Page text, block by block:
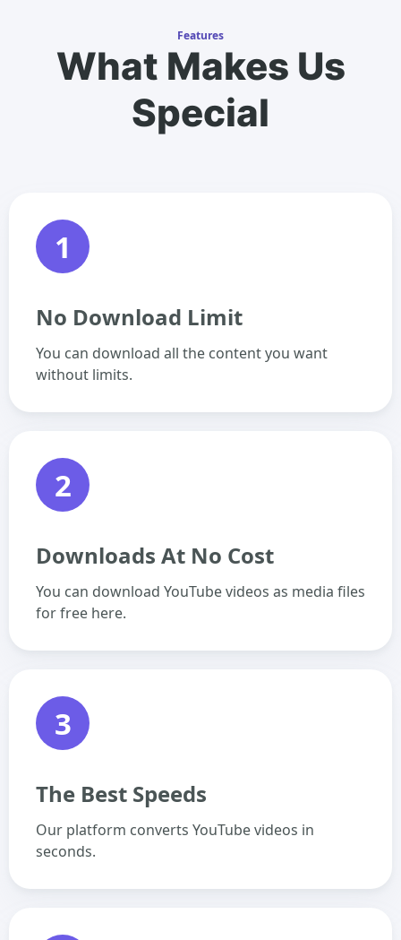
Features
What Makes Us
Special
1
No Download Limit
You can download all the content you want
without limits.
2
Downloads At No Cost
You can download YouTube videos as media files
for free here.
3
The Best Speeds
Our platform converts YouTube videos in
seconds.